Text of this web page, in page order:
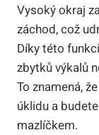
Vysoký okraj
záchod, což
Díky této
zbytků výkalů
To znamená,
úklidu a
mazlíčkem.